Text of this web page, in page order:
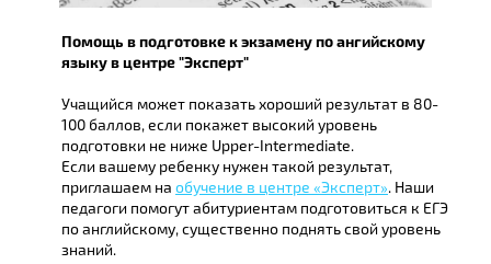
Помощь в подготовке к экзамену по ангийскому
языку в центре "Эксперт"
Учащийся может показать хороший результат в 80-
100 баллов, если покажет высокий уровень
подготовки не ниже Upper-Intermediate.
Если вашему ребенку нужен такой результат,
приглашаем на обучение в центре «Эксперт». Наши
педагоги помогут абитуриентам подготовиться к ЕГЭ
по английскому, существенно поднять свой уровень
знаний.